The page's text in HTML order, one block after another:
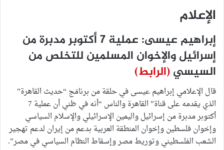
الإعلام
إبراهيم عيسى: عملية 7 أكتوبر مدبرة من
إسرائيل والإخوان المسلمين للتخلص من
السيسي(الرابط)
قال الإعلامي إبراهيم عيسى في حلقة من برنامَج “حديث القاهرة”
الذي يقدمه على قناة” القاهرة والناس “أنه في ظني أن عملية 7
أكتوبر مدبرة من إسرائيل واليمين الإسرائيلي والإسلام السياسي
وإخوان فلسطين وإخوان المنطقة العربية بدعم من إيران لدعم تهجير
الشعب الفلسطيني وتوريط مصر وإسقاط النظام السياسي في مصر”.